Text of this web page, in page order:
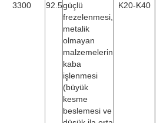
3300 92.5güçlü
frezelenmesi,
metalik
olmayan
malzemelerin
kaba
işlenmesi
(büyük
kesme
beslemesi ve
K20-K40